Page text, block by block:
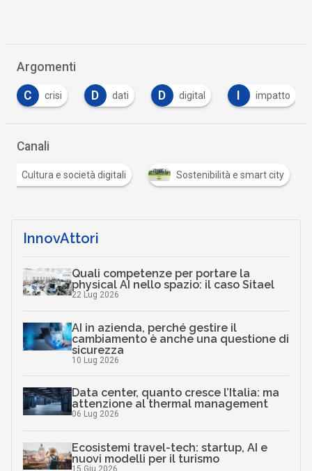
Argomenti
C crisi D dati D digital I impatto
Canali
Cultura e società digitali Sostenibilità e smart city
InnovAttori
Quali competenze per portare la
physical AI nello spazio: il caso Sitael
22 Lug 2026
AI in azienda, perché gestire il
cambiamento è anche una questione di
sicurezza
10 Lug 2026
Data center, quanto cresce l’Italia: ma
attenzione al thermal management
06 Lug 2026
Ecosistemi travel-tech: startup, AI e
nuovi modelli per il turismo
15 Giu 2026